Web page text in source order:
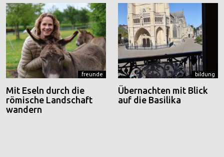
freunde
Mit Eseln durch die
römische Landschaft
wandern
bildung
Übernachten mit Blick
auf die Basilika